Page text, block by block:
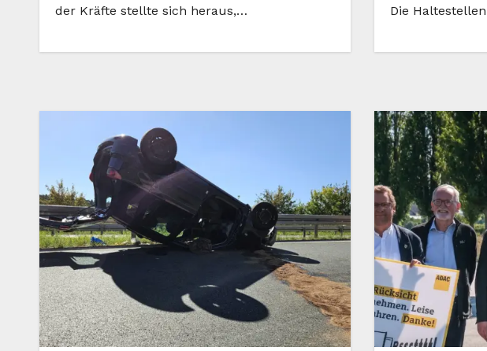
der Kräfte stellte sich heraus,…
Die